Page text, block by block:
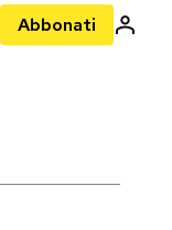
Abbonati